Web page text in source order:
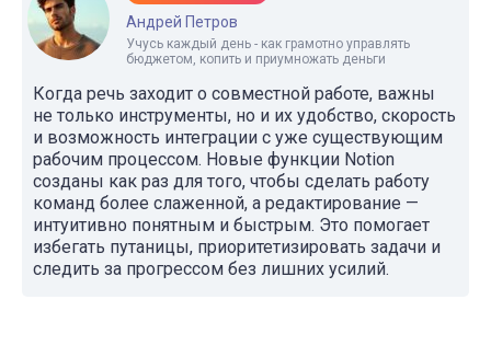
Андрей Петров
Учусь каждый день - как грамотно управлять
бюджетом, копить и приумножать деньги
Когда речь заходит о совместной работе, важны
не только инструменты, но и их удобство, скорость
и возможность интеграции с уже существующим
рабочим процессом. Новые функции Notion
созданы как раз для того, чтобы сделать работу
команд более слаженной, а редактирование —
интуитивно понятным и быстрым. Это помогает
избегать путаницы, приоритетизировать задачи и
следить за прогрессом без лишних усилий.